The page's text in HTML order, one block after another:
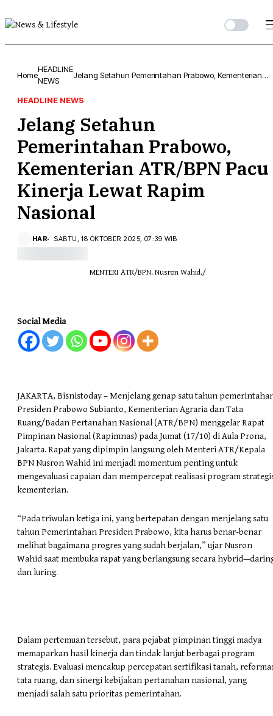
Home
HEADLINE
NEWS
Jelang Setahun Pemerintahan Prabowo, Kementerian
HEADLINE NEWS
Jelang Setahun
Pemerintahan Prabowo,
Kementerian ATR/BPN Pacu
Kinerja Lewat Rapim
Nasional
HAR SABTU, 18 OKTOBER 2025, 07:39 WIB
MENTERI ATR/BPN. Nusron Wahid./
Social Media
JAKARTA, Bisnistoday – Menjelang genap satu tahun
Presiden Prabowo Subianto, Kementerian Agraria dan Tata
Ruang/Badan Pertanahan Nasional (ATR/BPN) menggelar Rapat
Pimpinan Nasional (Rapimnas) pada Jumat (17/10) di Aula Prona,
Jakarta. Rapat yang dipimpin langsung oleh Menteri ATR/Kepala
BPN Nusron Wahid ini menjadi momentum penting untuk
mengevaluasi capaian dan mempercepat realisasi program
kementerian.
“Pada triwulan ketiga ini, yang bertepatan dengan menjelang satu
tahun Pemerintahan Presiden Prabowo, kita harus benar-benar
melihat bagaimana progres yang sudah berjalan,” ujar Nusron
Wahid saat membuka rapat yang berlangsung secara
dan luring.
Dalam pertemuan tersebut, para pejabat pimpinan tinggi madya
memaparkan hasil kinerja dan tindak lanjut berbagai program
strategis. Evaluasi mencakup percepatan sertifikasi tanah,
tata ruang, dan sinergi kebijakan pertanahan nasional, yang
menjadi salah satu prioritas pemerintahan.